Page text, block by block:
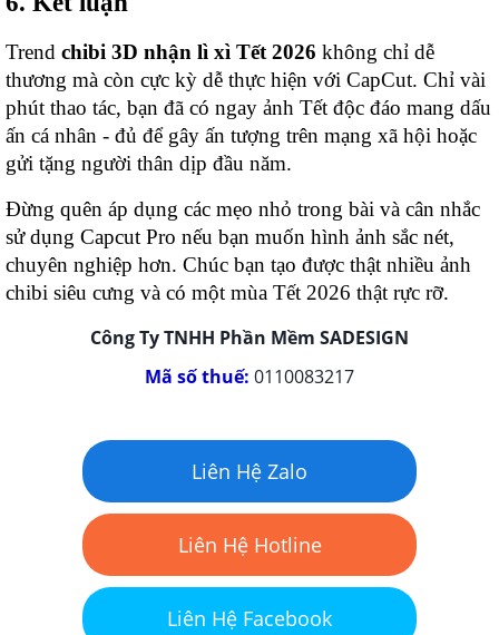
Trend chibi 3D nhận lì xì Tết 2026 không chỉ dễ
thương mà còn cực kỳ dễ thực hiện với CapCut. Chỉ vài
phút thao tác, bạn đã có ngay ảnh Tết độc đáo mang dấu
ấn cá nhân - đủ để gây ấn tượng trên mạng xã hội hoặc
gửi tặng người thân dịp đầu năm.
Đừng quên áp dụng các mẹo nhỏ trong bài và cân nhắc
sử dụng Capcut Pro nếu bạn muốn hình ảnh sắc nét,
chuyên nghiệp hơn. Chúc bạn tạo được thật nhiều ảnh
chibi siêu cưng và có một mùa Tết 2026 thật rực rỡ.
Công Ty TNHH Phần Mềm SADESIGN
Mã số thuế: 0110083217
Liên Hệ Zalo
Liên Hệ Hotline
Liên Hệ Facebook